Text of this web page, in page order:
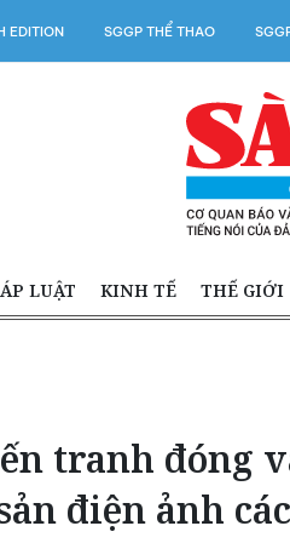
EDITION SGGP THỂ THAO
LUẬT KINH TẾ THẾ GIỚI
tranh đóng
điện ảnh